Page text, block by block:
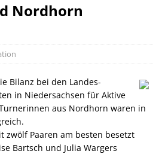
Nordhorn
Bilanz bei den Landes-
in Niedersachsen für Aktive
aus Nordhorn waren in
zwölf Paaren am besten besetzt
Bartsch und Julia Wargers